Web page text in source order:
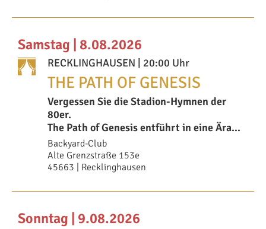
Samstag | 8.08.2026
RECKLINGHAUSEN | 20:00 Uhr
THE PATH OF GENESIS
Vergessen Sie die Stadion-Hymnen der
80er.
The Path of Genesis entführt in eine Ära,
als Genesis noch ein wunderbar
Backyard-Club
Alte Grenzstraße 153e
45663 | Recklinghausen
Sonntag | 9.08.2026